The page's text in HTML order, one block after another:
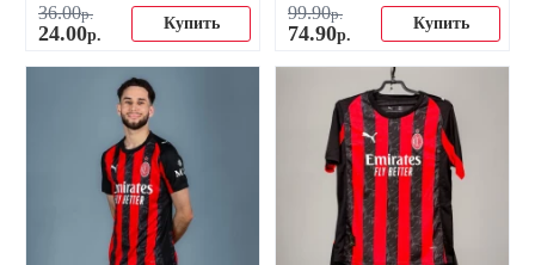
36.00р.
24.00р.
Купить
99.90р.
74.90р.
Купить